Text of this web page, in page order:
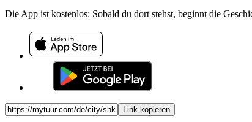
Die App ist kostenlos: Sobald du dort stehst, beginnt die
Link kopieren